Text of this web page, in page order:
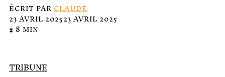
ÉCRIT PARCLAUDE
23 AVRIL 202523 AVRIL 2025
⧗ 8 MIN
TRIBUNE